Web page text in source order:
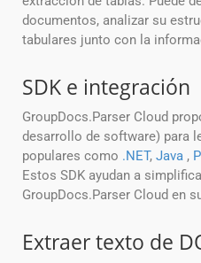
documentos, analizar su
tabulares junto con la
SDK e integración
GroupDocs.Parser Cloud
desarrollo de software) para
populares como .NET, Java ,
Estos SDK ayudan a
GroupDocs.Parser Cloud en
Extraer texto de